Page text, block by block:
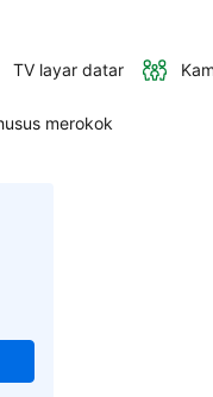
TV layar datar
merokok